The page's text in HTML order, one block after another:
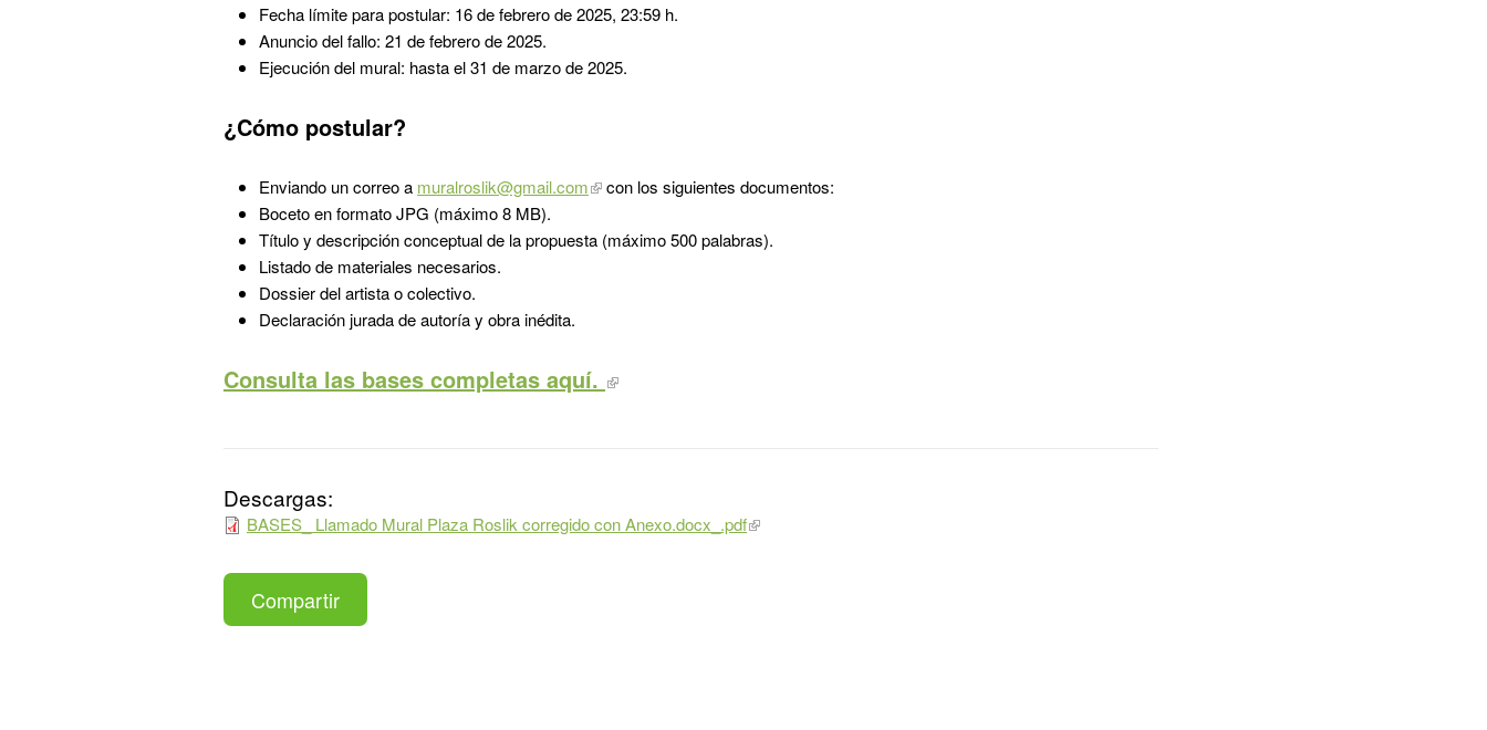
Fecha límite para postular: 16 de febrero de 2025, 23:59 h.
Anuncio del fallo: 21 de febrero de 2025.
Ejecución del mural: hasta el 31 de marzo de 2025.
¿Cómo postular?
Enviando un correo a muralroslik@gmail.com
con los siguientes documentos:
Boceto en formato JPG (máximo 8 MB).
Título y descripción conceptual de la propuesta (máximo 500 palabras).
Listado de materiales necesarios.
Dossier del artista o colectivo.
Declaración jurada de autoría y obra inédita.
Consulta las bases completas aquí.
Descargas:
BASES_ Llamado Mural Plaza Roslik corregido con Anexo.docx_.pdf
Compartir